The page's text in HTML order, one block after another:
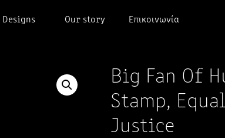
Designs Our story Επικοινωνία
Big Fan Of
Stamp,
Justice